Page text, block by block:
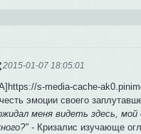
2015-01-07 18:05:01
s-media-cache-
эмоции своего
меня видеть здесь,
- Кризалис изучающе